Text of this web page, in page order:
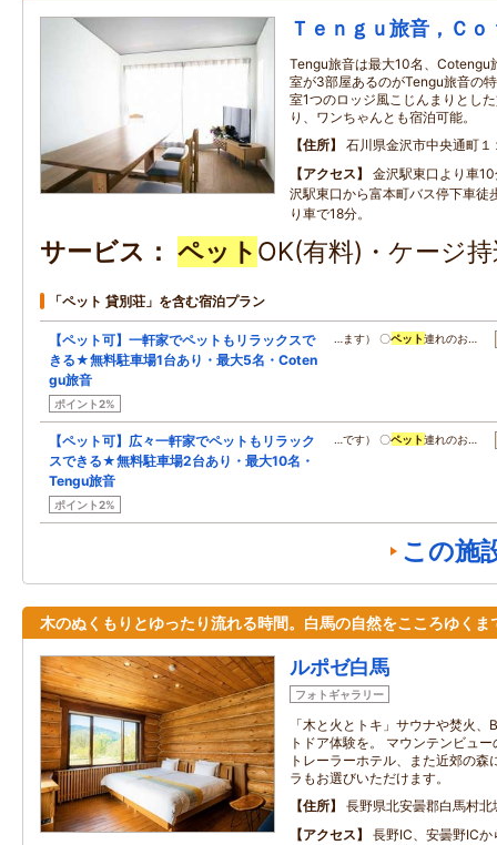
Ｔｅｎｇｕ旅音，Ｃ
Tengu旅音は最大10名、Cotengu
室が3部屋あるのがTengu旅音の
室1つのロッジ風こじんまりとし
り、ワンちゃんとも宿泊可能。
住所
石川県金沢市中央通町１
アクセス
金沢駅東口より車
沢駅東口から富本町バス停下車徒
り車で18分。
サービス ペット OK(有料)・ケージ
「ペット 貸別荘」を含む宿泊プラン
【ペット可】一軒家でペットもリラックスで
きる★無料駐車場1台あり・最大5名・Coten
gu旅音
ポイント2%
…ます） 〇ペット連れのお…
【ペット可】広々一軒家でペットもリラック
スできる★無料駐車場2台あり・最大10名・
Tengu旅音
ポイント2%
…です） 〇ペット連れのお…
この施
木のぬくもりとゆったり流れる時間。白馬の自然をこころゆくま
ルポゼ白馬
フォトギャラリー
「木と火とトキ」サウナや焚火
トドア体験を。 マウンテンビュ
トレーラーホテル、また近郊の
ラもお選びいただけます。
住所
長野県北安曇郡白馬村
アクセス
長野IC、安曇野ICか